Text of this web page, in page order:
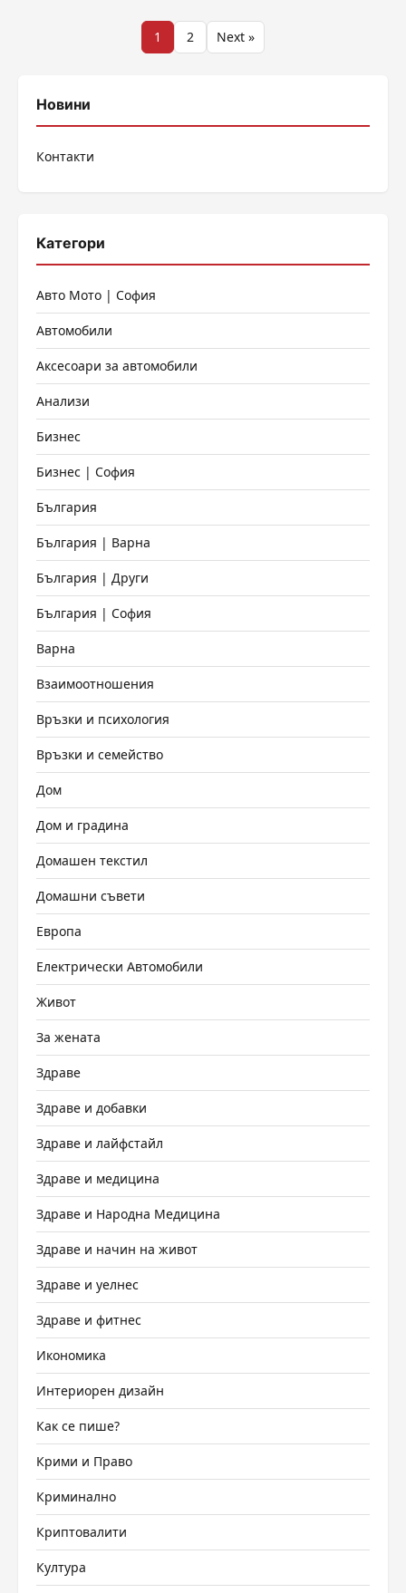
публикациите
1 2 Next »
Новини
Контакти
Категори
Авто Мото | София
Автомобили
Аксесоари за автомобили
Анализи
Бизнес
Бизнес | София
България
България | Варна
България | Други
България | София
Варна
Взаимоотношения
Връзки и психология
Връзки и семейство
Дом
Дом и градина
Домашен текстил
Домашни съвети
Европа
Електрически Автомобили
Живот
За жената
Здраве
Здраве и добавки
Здраве и лайфстайл
Здраве и медицина
Здраве и Народна Медицина
Здраве и начин на живот
Здраве и уелнес
Здраве и фитнес
Икономика
Интериорен дизайн
Как се пише?
Крими и Право
Криминално
Криптовалити
Култура